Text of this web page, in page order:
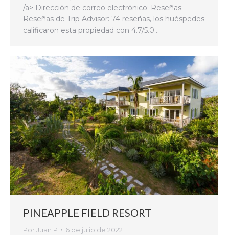
/a> Dirección de correo electrónico: Reseñas:
Reseñas de Trip Advisor: 74 reseñas, los huéspedes
calificaron esta propiedad con 4.7/5.0…
PINEAPPLE FIELD RESORT
PorJuan P 6 de julio de 2022